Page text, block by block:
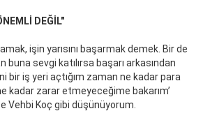
DEĞİL"
işin yarısını başarmak demek. Bir de
buna sevgi katılırsa başarı arkasından
bir iş yeri açtığım zaman ne kadar para
kadar zarar etmeyeceğime bakarım’
Vehbi Koç gibi düşünüyorum.